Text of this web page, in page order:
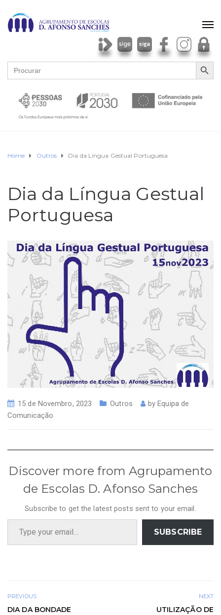
Search
for:
SEARCH
Home Outros Dia da Língua Gestual Portuguesa
Dia da Língua Gestual
Portuguesa
15 de Novembro, 2023 Outros byEquipa de
Comunicação
Discover more from Agrupamento
de Escolas D. Afonso Sanches
Subscribe to get the latest posts sent to your email.
Type your email…
SUBSCRIBE
PREVIOUS
DIA DA BONDADE
NEXT
UTILIZAÇÃO DE